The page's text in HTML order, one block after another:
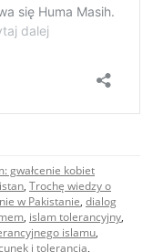
gwałcenie kobiet
, Trochę wiedzy o
w Pakistanie, dialog
, islam tolerancyjny,
islamu,
i tolerancja,